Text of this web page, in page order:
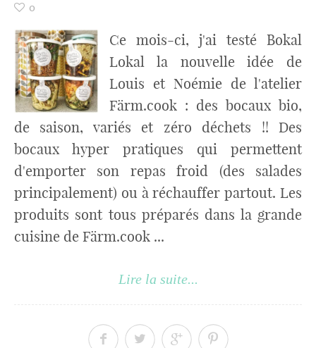
0
Ce mois-ci, j'ai testé Bokal
Lokal la nouvelle idée de
Louis et Noémie de l'atelier
Färm.cook : des bocaux bio,
de saison, variés et zéro déchets !! Des
bocaux hyper pratiques qui permettent
d'emporter son repas froid (des salades
principalement) ou à réchauffer partout. Les
produits sont tous préparés dans la grande
cuisine de Färm.cook ...
Lire la suite...